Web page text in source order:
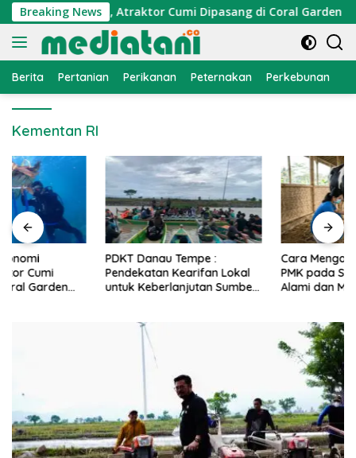
Langsung
ke
konten
Breaking News
Nelayan, Atraktor Cumi Dipasang di Coral Garden
Berita Pertanian Perikanan Peternakan Perkebunan
Kementan RI
PDKT Danau Tempe :
Pendekatan Kearifan Lokal
untuk Keberlanjutan Sumber
Cara Mengatasi Penyakit
PMK pada Sapi Perah Secara
Alami dan Medis